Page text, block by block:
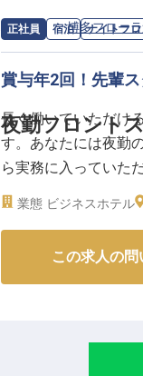
を発揮できます。
【働く環境のポイン
・年俸2,770,000円〜
・年間休日120日、
・博多駅から徒歩約
・社会保険完備、バ
※2026年7月24日時
正社員 宿泊 ナイトフ
夜勤フロント
求人情報：博多フロー
賞与年2回！先輩
長く働いていただけ
す。あなたには夜勤
ら実務に入っていた
ックアップしますの
業態 ビジネスホテル
この求人の